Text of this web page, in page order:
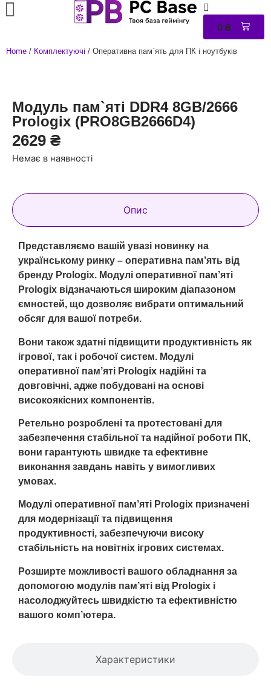
0 ₴
Home / Комплектуючі / Оперативна пам`ять для ПК і ноутбуків
Модуль пам`ятi DDR4 8GB/2666
Prologix (PRO8GB2666D4)
2629 ₴
Немає в наявності
Опис
Характеристики
Представляємо вашій увазі новинку на
українському ринку – оперативна пам’ять від
бренду Prologix. Модулі оперативної пам’яті
Prologix відзначаються широким діапазоном
ємностей, що дозволяє вибрати оптимальний
обсяг для вашої потреби.
Вони також здатні підвищити продуктивність як
ігрової, так і робочої систем. Модулі
оперативної пам’яті Prologix надійні та
довговічні, адже побудовані на основі
високоякісних компонентів.
Ретельно розроблені та протестовані для
забезпечення стабільної та надійної роботи ПК,
вони гарантують швидке та ефективне
виконання завдань навіть у вимогливих
умовах.
Модулі оперативної пам’яті Prologix призначені
для модернізації та підвищення
продуктивності, забезпечуючи високу
стабільність на новітніх ігрових системах.
Розширте можливості вашого обладнання за
допомогою модулів пам’яті від Prologix і
насолоджуйтесь швидкістю та ефективністю
вашого комп’ютера.